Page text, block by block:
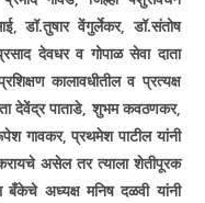
,डॉ.तुषार वेंगुर्लेकर,डॉ.संतोष
देवधर व गोपाळ सेवा दाता
कालावधीतील व प्रत्यक्ष
देवेंद्र पाताडे,शुभम कवठणकर,
गावकर,प्रथमेश पाटील यांनी
असेल तर त्याला शेतीपूरक
बँकेचे अध्यक्ष मनिष दळवी यांनी